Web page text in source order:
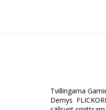
Tvillingarna
Demys